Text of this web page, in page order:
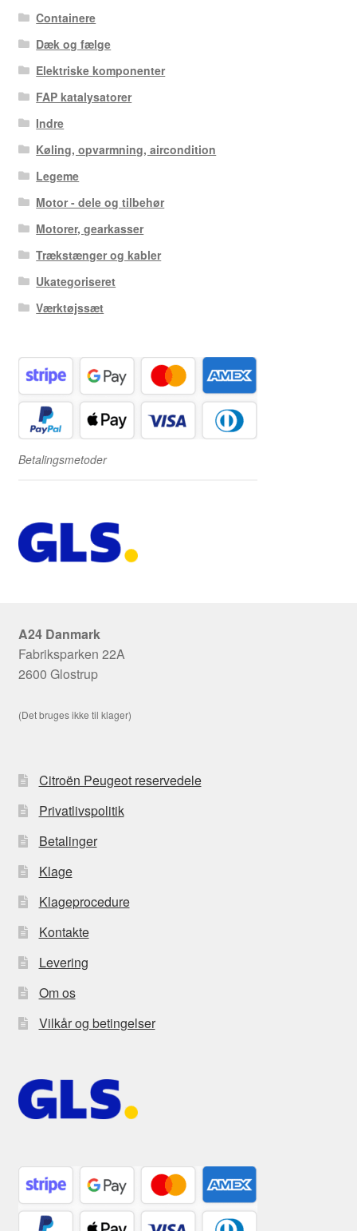
Containere
Dæk og fælge
Elektriske komponenter
FAP katalysatorer
Indre
Køling, opvarmning, aircondition
Legeme
Motor - dele og tilbehør
Motorer, gearkasser
Trækstænger og kabler
Ukategoriseret
Værktøjssæt
Betalingsmetoder
A24 Danmark
Fabriksparken 22A
2600 Glostrup
(Det bruges ikke til klager)
Citroën Peugeot reservedele
Privatlivspolitik
Betalinger
Klage
Klageprocedure
Kontakte
Levering
Om os
Vilkår og betingelser